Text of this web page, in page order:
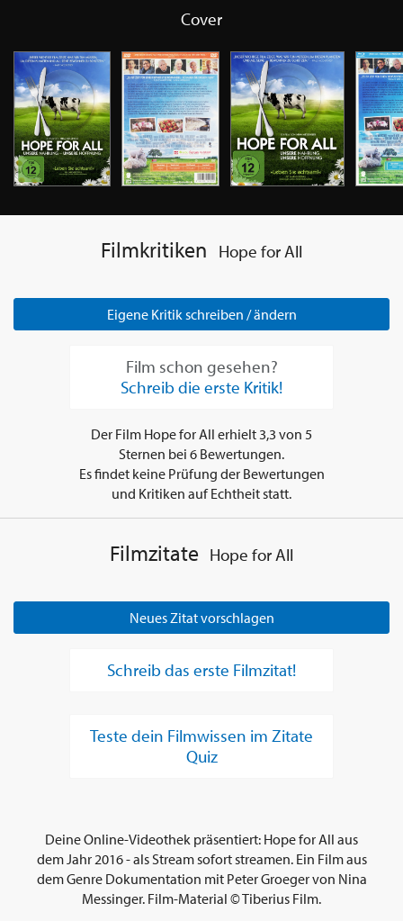
Cover
Filmkritiken Hope for All
Eigene Kritik schreiben / ändern
Film schon gesehen?
Schreib die erste Kritik!
Der Film Hope for All erhielt 3,3 von 5
Sternen bei 6 Bewertungen.
Es findet keine Prüfung der Bewertungen
und Kritiken auf Echtheit statt.
Filmzitate Hope for All
Neues Zitat vorschlagen
Schreib das erste Filmzitat!
Teste dein Filmwissen im Zitate
Quiz
Deine Online-Videothek präsentiert: Hope for All aus
dem Jahr 2016 - als Stream sofort streamen. Ein Film aus
dem Genre Dokumentation mit Peter Groeger von Nina
Messinger. Film-Material © Tiberius Film.